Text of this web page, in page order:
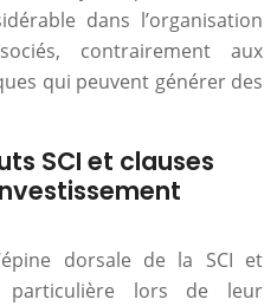
dans l’organisation
contrairement aux
qui peuvent générer des
SCI et clauses
dorsale de la SCI et
particulière lors de leur